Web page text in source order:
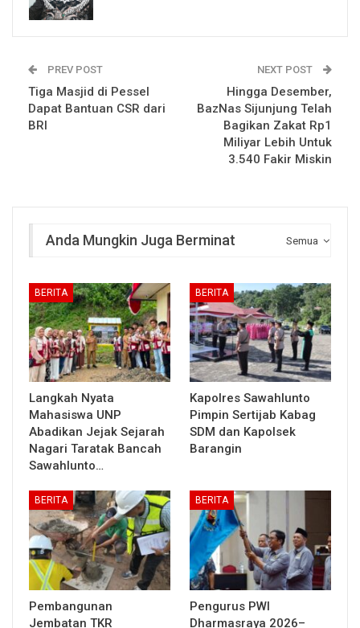
PREV POST
Tiga Masjid di Pessel
Dapat Bantuan CSR dari
BRI
NEXT POST
Hingga Desember,
BazNas Sijunjung Telah
Bagikan Zakat Rp1
Miliyar Lebih Untuk
3.540 Fakir Miskin
Semua
Anda Mungkin Juga Berminat
BERITA
Langkah Nyata
Mahasiswa UNP
Abadikan Jejak Sejarah
Nagari Taratak Bancah
Sawahlunto…
BERITA
Kapolres Sawahlunto
Pimpin Sertijab Kabag
SDM dan Kapolsek
Barangin
BERITA
Pembangunan
Jembatan TKR
BERITA
Pengurus PWI
Dharmasraya 2026–